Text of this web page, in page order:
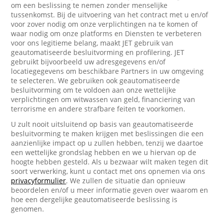
om een beslissing te nemen zonder menselijke
tussenkomst. Bij de uitvoering van het contract met u en/of
voor zover nodig om onze verplichtingen na te komen of
waar nodig om onze platforms en Diensten te verbeteren
voor ons legitieme belang, maakt JET gebruik van
geautomatiseerde besluitvorming en profilering. JET
gebruikt bijvoorbeeld uw adresgegevens en/of
locatiegegevens om beschikbare Partners in uw omgeving
te selecteren. We gebruiken ook geautomatiseerde
besluitvorming om te voldoen aan onze wettelijke
verplichtingen om witwassen van geld, financiering van
terrorisme en andere strafbare feiten te voorkomen.
U zult nooit uitsluitend op basis van geautomatiseerde
besluitvorming te maken krijgen met beslissingen die een
aanzienlijke impact op u zullen hebben, tenzij we daartoe
een wettelijke grondslag hebben en we u hiervan op de
hoogte hebben gesteld. Als u bezwaar wilt maken tegen dit
soort verwerking, kunt u contact met ons opnemen via ons
privacyformulier. We zullen de situatie dan opnieuw
beoordelen en/of u meer informatie geven over waarom en
hoe een dergelijke geautomatiseerde beslissing is
genomen.